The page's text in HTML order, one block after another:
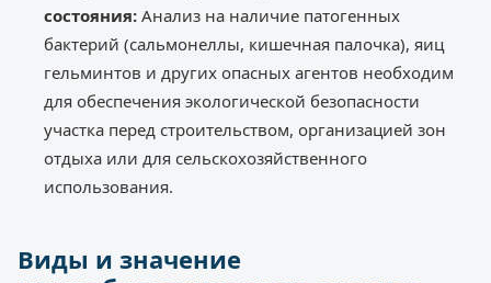
состояния: Анализ на наличие патогенных
бактерий (сальмонеллы, кишечная палочка), яиц
гельминтов и других опасных агентов необходим
для обеспечения экологической безопасности
участка перед строительством, организацией зон
отдыха или для сельскохозяйственного
использования.
Виды и значение